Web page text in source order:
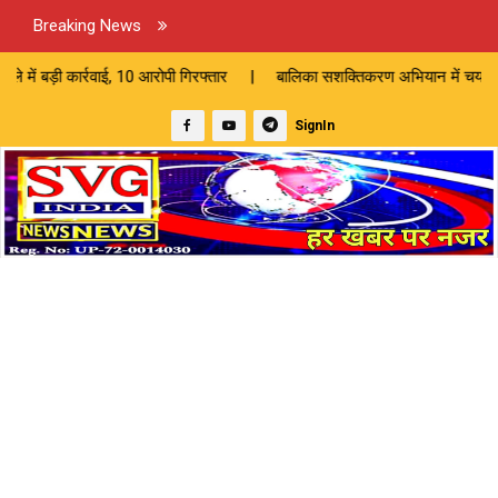
Breaking News
10 आरोपी गिरफ्तार | बालिका सशक्तिकरण अभियान में चयन प्रक्रिया पर
SignIn